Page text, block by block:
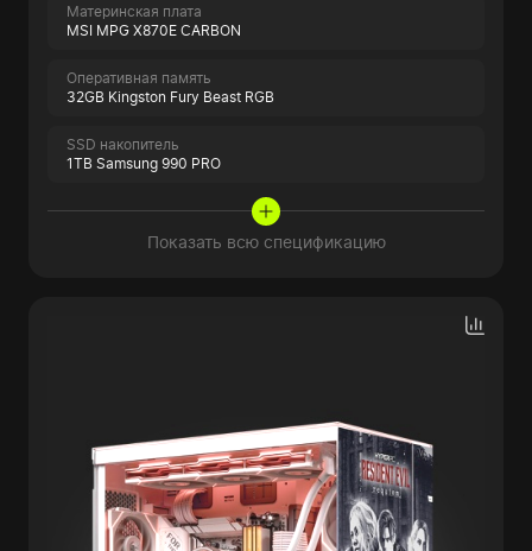
Материнская плата
MSI MPG X870E CARBON
Оперативная память
32GB Kingston Fury Beast RGB
SSD накопитель
1TB Samsung 990 PRO
Показать всю спецификацию